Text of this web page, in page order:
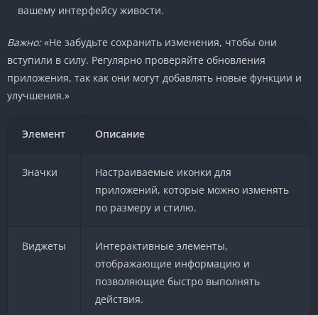
вашему интерфейсу живости.
Важно:«Не забудьте сохранить изменения, чтобы они
вступили в силу. Регулярно проверяйте обновления
приложения, так как они могут добавлять новые функции и
улучшения.»
Элемент Описание
Значки
Настраиваемые иконки для
приложений, которые можно изменять
по размеру и стилю.
Виджеты
Интерактивные элементы,
отображающие информацию и
позволяющие быстро выполнять
действия.